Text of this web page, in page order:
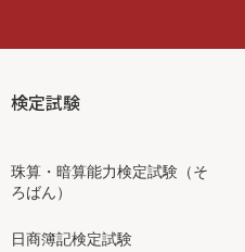
検定試験
珠算・暗算能力検定試験（そ
ろばん）
日商簿記検定試験